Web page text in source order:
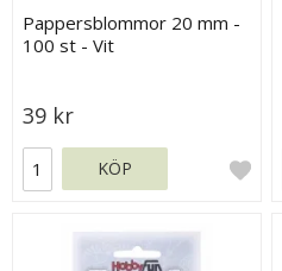
Pappersblommor 20 mm -
100 st - Vit
39 kr
KÖP